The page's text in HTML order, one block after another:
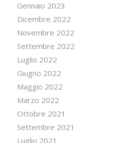
Gennaio 2023
Dicembre 2022
Novembre 2022
Settembre 2022
Luglio 2022
Giugno 2022
Maggio 2022
Marzo 2022
Ottobre 2021
Settembre 2021
Luglio 2021